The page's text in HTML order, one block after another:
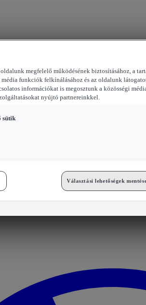
megfelelő működésének biztosításához, a
média funkciók felkínálásához és az oldalunk
információkat is megosztunk a közösségi
nyújtó partnereinkkel.
sütik
Választási lehetőségek